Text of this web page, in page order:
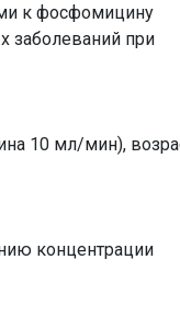
к фосфомицину
заболеваний при
10 мл/мин),
концентрации